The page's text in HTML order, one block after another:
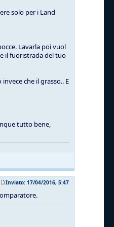
solo per i Land
Lavarla poi vuol
il fuoristrada del tuo
che il grasso.. E
tutto bene,
Inviato: 17/04/2016, 5:47